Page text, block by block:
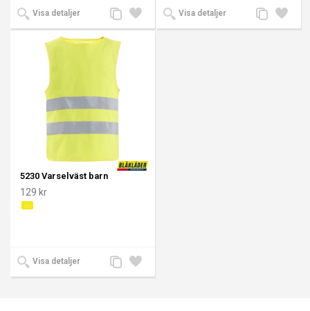
Visa detaljer
Lägg
till i
Lägg
till
jämförelse
Visa detaljer
Lägg
till i
Lägg
till
5230 Varselväst barn
129 kr
Visa detaljer
Lägg
till i
Lägg
till